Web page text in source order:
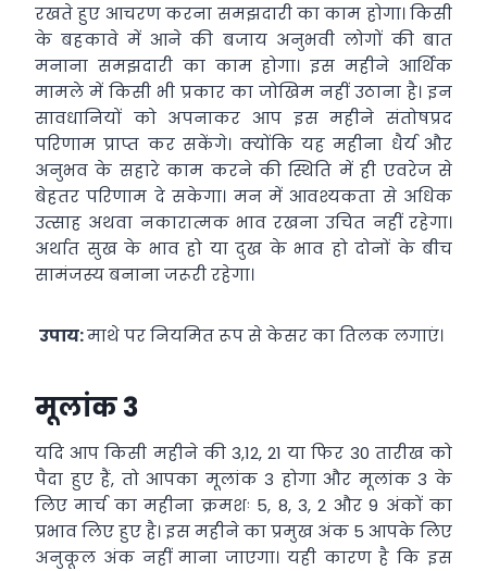
रखते हुए आचरण करना समझदारी का काम होगा। किसी
के बहकावे में आने की बजाय अनुभवी लोगों की बात
मनाना समझदारी का काम होगा। इस महीने आर्थिक
मामले में किसी भी प्रकार का जोखिम नहीं उठाना है। इन
सावधानियों को अपनाकर आप इस महीने संतोषप्रद
परिणाम प्राप्त कर सकेंगे। क्योंकि यह महीना धैर्य और
अनुभव के सहारे काम करने की स्थिति में ही एवरेज से
बेहतर परिणाम दे सकेगा। मन में आवश्यकता से अधिक
उत्साह अथवा नकारात्मक भाव रखना उचित नहीं रहेगा।
अर्थात सुख के भाव हो या दुख के भाव हो दोनों के बीच
सामंजस्य बनाना जरूरी रहेगा।
उपाय:माथे पर नियमित रूप से केसर का तिलक लगाएं।
मूलांक 3
यदि आप किसी महीने की 3,12, 21 या फिर 30 तारीख को
पैदा हुए हैं, तो आपका मूलांक 3 होगा और मूलांक 3 के
लिए मार्च का महीना क्रमशः 5, 8, 3, 2 और 9 अंकों का
प्रभाव लिए हुए है। इस महीने का प्रमुख अंक 5 आपके लिए
अनुकूल अंक नहीं माना जाएगा। यही कारण है कि इस